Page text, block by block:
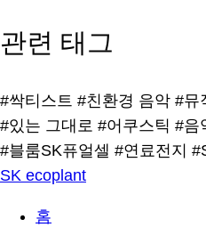
관련 태그
#싹티스트 #친환경 음악 #뮤
#있는 그대로 #어쿠스틱 #음
#블룸SK퓨얼셀 #연료전지
SK ecoplant
홈